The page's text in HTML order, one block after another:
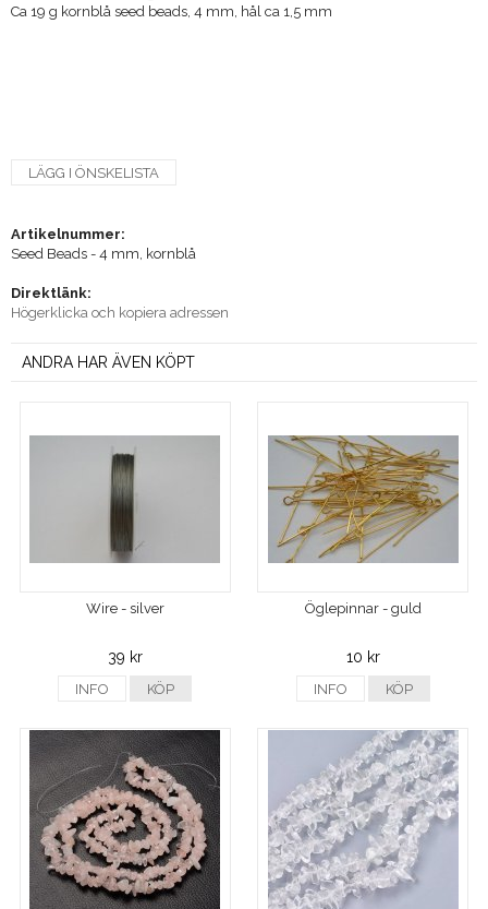
Ca 19 g kornblå seed beads, 4 mm, hål ca 1,5 mm
LÄGG I ÖNSKELISTA
Artikelnummer:
Seed Beads - 4 mm, kornblå
Direktlänk:
Högerklicka och kopiera adressen
ANDRA HAR ÄVEN KÖPT
Wire - silver
39 kr
INFO KÖP
Öglepinnar - guld
10 kr
INFO KÖP